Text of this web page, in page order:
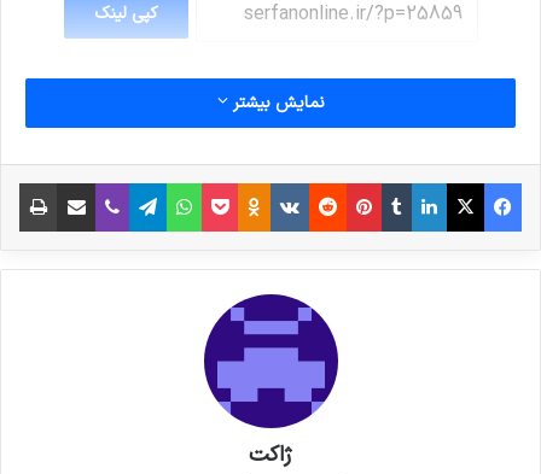
کپی لینک
نمایش بیشتر
فیس بوک X لینکدین
‫تامبلر‫پین‌ترست
‫رددیت‫VKontakte
‫Odnoklassniki
پاکتواتس آپ تلگراموایبر اشتراک گذاری از طریق ایمیل
ژاکت